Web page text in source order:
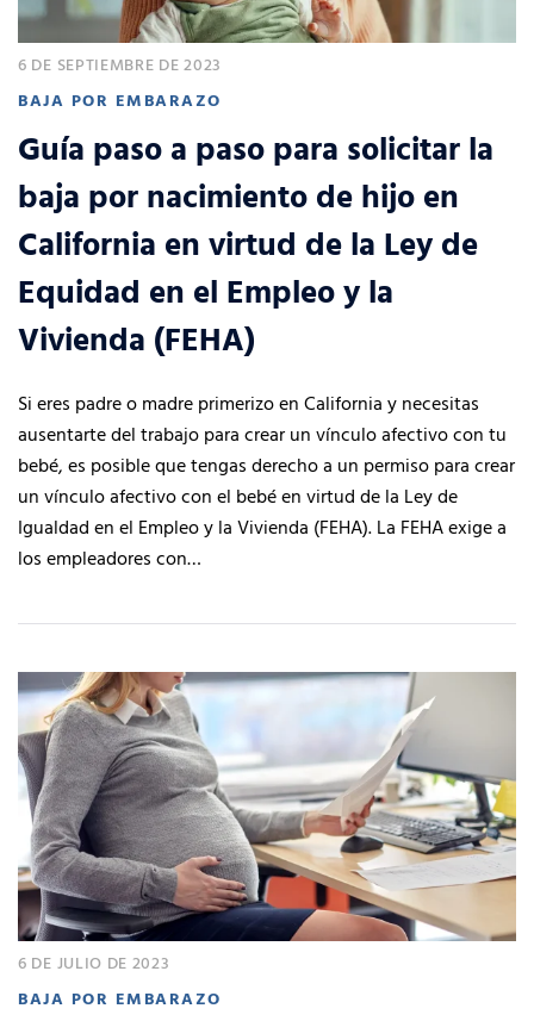
6 DE SEPTIEMBRE DE 2023
BAJA POR EMBARAZO
Guía paso a paso para solicitar la
baja por nacimiento de hijo en
California en virtud de la Ley de
Equidad en el Empleo y la
Vivienda (FEHA)
Si eres padre o madre primerizo en California y necesitas
ausentarte del trabajo para crear un vínculo afectivo con tu
bebé, es posible que tengas derecho a un permiso para crear
un vínculo afectivo con el bebé en virtud de la Ley de
Igualdad en el Empleo y la Vivienda (FEHA). La FEHA exige a
los empleadores con…
6 DE JULIO DE 2023
BAJA POR EMBARAZO